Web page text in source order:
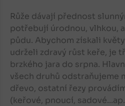
Růže dávají přednost
potřebují úrodnou, vlhkou,
půdu. Abychom získali
udrželi zdravý růst keře, je
brzkého jara do srpna.
všech druhů odstraňujeme
dřevo, ostatní řezy
(keřové, pnoucí,